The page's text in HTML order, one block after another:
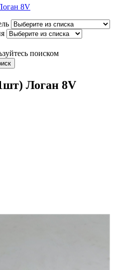
8V
поиском
Логан 8V